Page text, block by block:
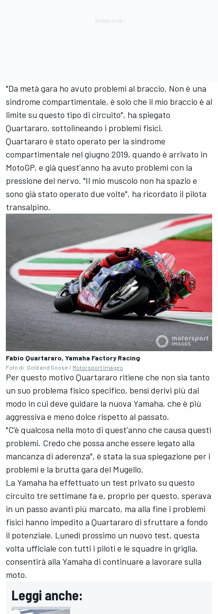
"Da metà gara ho avuto problemi al braccio. Non è una
sindrome compartimentale, è solo che il mio braccio è al
limite su questo tipo di circuito", ha spiegato
Quartararo, sottolineando i problemi fisici.
Quartararo è stato operato per la sindrome
compartimentale nel giugno 2019, quando è arrivato in
MotoGP, e già quest'anno ha avuto problemi con la
pressione del nervo. "Il mio muscolo non ha spazio e
sono già stato operato due volte", ha ricordato il pilota
transalpino.
Fabio Quartararo, Yamaha Factory Racing
Foto di: Gold and Goose / Motorsport Images
Per questo motivo Quartararo ritiene che non sia tanto
un suo problema fisico specifico, bensì derivi più dal
modo in cui deve guidare la nuova Yamaha, che è più
aggressiva e meno dolce rispetto al passato.
"C'è qualcosa nella moto di quest'anno che causa questi
problemi. Credo che possa anche essere legato alla
mancanza di aderenza", è stata la sua spiegazione per i
problemi e la brutta gara del Mugello.
La Yamaha ha effettuato un test privato su questo
circuito tre settimane fa e, proprio per questo, sperava
in un passo avanti più marcato, ma alla fine i problemi
fisici hanno impedito a Quartararo di sfruttare a fondo
il potenziale. Lunedì prossimo un nuovo test, questa
volta ufficiale con tutti i piloti e le squadre in griglia,
consentirà alla Yamaha di continuare a lavorare sulla
moto.
Leggi anche: